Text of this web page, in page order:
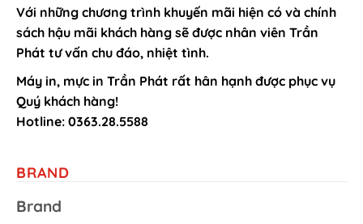
Với những chương trình khuyến mãi hiện có và chính
sách hậu mãi khách hàng sẽ được nhân viên Trần
Phát tư vấn chu đáo, nhiệt tình.
Máy in, mực in Trần Phát rất hân hạnh được phục vụ
Quý khách hàng!
Hotline: 0363.28.5588
BRAND
Brand